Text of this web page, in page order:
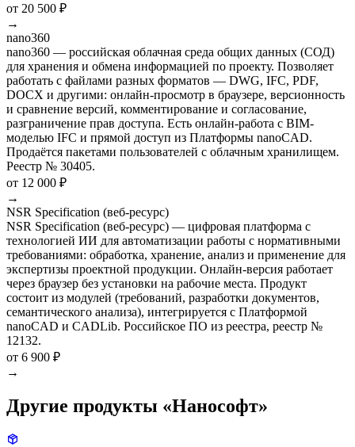
от 20 500 ₽
→
nano360
nano360 — российская облачная среда общих данных (СОД)
для хранения и обмена информацией по проекту. Позволяет
работать с файлами разных форматов — DWG, IFC, PDF,
DOCX и другими: онлайн-просмотр в браузере, версионность
и сравнение версий, комментирование и согласование,
разграничение прав доступа. Есть онлайн-работа с BIM-
моделью IFC и прямой доступ из Платформы nanoCAD.
Продаётся пакетами пользователей с облачным хранилищем.
Реестр № 30405.
от 12 000 ₽
→
NSR Specification (веб-ресурс)
NSR Specification (веб-ресурс) — цифровая платформа с
технологией ИИ для автоматизации работы с нормативными
требованиями: обработка, хранение, анализ и применение для
экспертизы проектной продукции. Онлайн-версия работает
через браузер без установки на рабочие места. Продукт
состоит из модулей (требований, разработки документов,
семантического анализа), интегрируется с Платформой
nanoCAD и CADLib. Российское ПО из реестра, реестр №
12132.
от 6 900 ₽
→
Другие продукты «Нанософт»